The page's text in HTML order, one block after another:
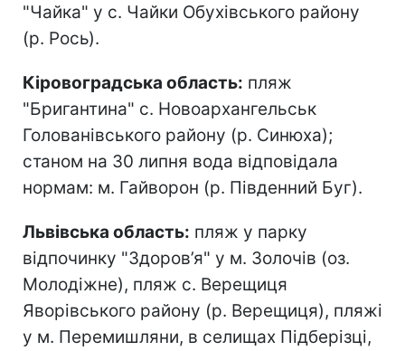
"Чайка" у с. Чайки Обухівського району
(р. Рось).
Кіровоградська область: пляж
"Бригантина" с. Новоархангельськ
Голованівського району (р. Синюха);
станом на 30 липня вода відповідала
нормам: м. Гайворон (р. Південний Буг).
Львівська область: пляж у парку
відпочинку "Здоров’я" у м. Золочів (оз.
Молодіжне), пляж с. Верещиця
Яворівського району (р. Верещиця), пляжі
у м. Перемишляни, в селищах Підберізці,